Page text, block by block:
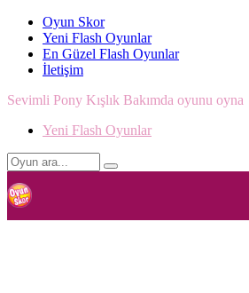
Oyun Skor
Yeni Flash Oyunlar
En Güzel Flash Oyunlar
İletişim
Sevimli Pony Kışlık Bakımda oyunu oyna
Yeni Flash Oyunlar